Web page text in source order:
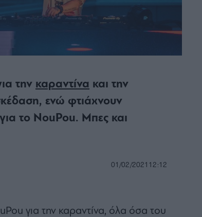
την καραντίνα και την
ενώ φτιάχνουν
το NouPou. Μπες και
01/02/2021 12:12
για την καραντίνα, όλα όσα του